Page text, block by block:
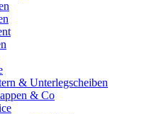
& Unterlegscheiben
& Co